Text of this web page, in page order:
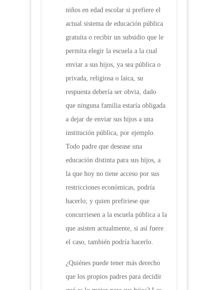
niños en edad escolar si prefiere el
actual sistema de educación pública
gratuita o recibir un subsidio que le
permita elegir la escuela a la cual
enviar a sus hijos, ya sea pública o
privada, religiosa o laica, su
respuesta debería ser obvia, dado
que ninguna familia estaría obligada
a dejar de enviar sus hijos a una
institución pública, por ejemplo.
Todo padre que desease una
educación distinta para sus hijos, a
la que hoy no tiene acceso por sus
restricciones económicas, podría
hacerlo; y quien prefiriese que
concurriesen a la escuela pública a la
que asisten actualmente, si así fuere
el caso, también podría hacerlo.
¿Quiénes puede tener más derecho
que los propios padres para decidir